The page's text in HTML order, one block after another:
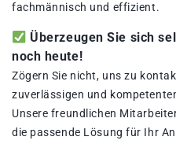
fachmännisch und effizient.
Überzeugen Sie sich
noch heute!
Zögern Sie nicht, uns zu
zuverlässigen und
Unsere freundlichen
die passende Lösung für Ihr